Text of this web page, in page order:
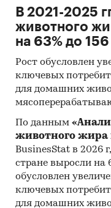
Мобильная
Мобильная
Мусоровоз
Н.Д.
Насосная
Насосная
Опрыскиватель
Передвижная
Установка
В 2021-2025
животного
на 63% до
Рост обусловлен
ключевых
для домашних
По данным
животного жира
BusinesStat в 2026
стране выросли на
обусловлен
ключевых
для домашних